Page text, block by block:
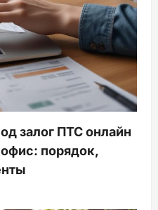
залог ПТС онлайн
офис: порядок,